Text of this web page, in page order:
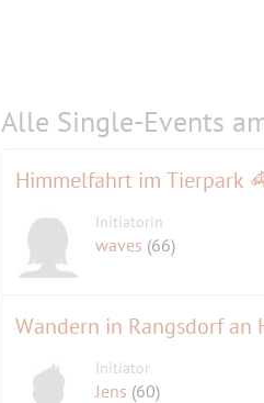
Alle Single-Events
Himmelfahrt im Tierpark
Initiatorin
waves (66)
Wandern in Rangsdorf an
Initiator
Jens (60)